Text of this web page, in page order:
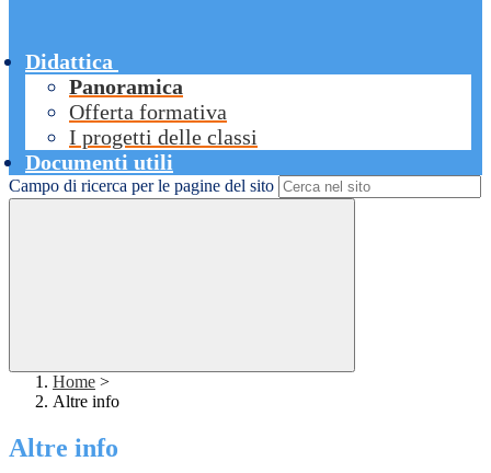
Didattica
Panoramica
Offerta formativa
I progetti delle classi
Documenti utili
Campo di ricerca per le pagine del sito
Home >
Altre info
Altre info